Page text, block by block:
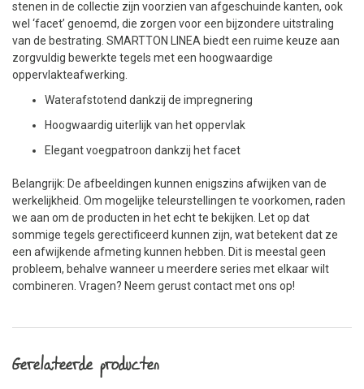
stenen in de collectie zijn voorzien van afgeschuinde kanten, ook
wel ‘facet’ genoemd, die zorgen voor een bijzondere uitstraling
van de bestrating. SMARTTON LINEA biedt een ruime keuze aan
zorgvuldig bewerkte tegels met een hoogwaardige
oppervlakteafwerking.
Waterafstotend dankzij de impregnering
Hoogwaardig uiterlijk van het oppervlak
Elegant voegpatroon dankzij het facet
Belangrijk: De afbeeldingen kunnen enigszins afwijken van de
werkelijkheid. Om mogelijke teleurstellingen te voorkomen, raden
we aan om de producten in het echt te bekijken. Let op dat
sommige tegels gerectificeerd kunnen zijn, wat betekent dat ze
een afwijkende afmeting kunnen hebben. Dit is meestal geen
probleem, behalve wanneer u meerdere series met elkaar wilt
combineren. Vragen? Neem gerust contact met ons op!
Gerelateerde producten